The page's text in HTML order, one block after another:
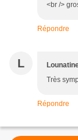
<br />
Répondre
L
Très
Répondre